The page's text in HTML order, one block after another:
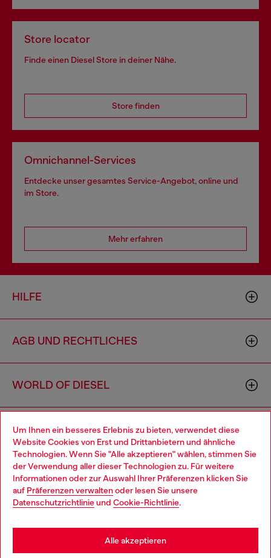
Um Ihnen ein besseres Erlebnis zu bieten, verwendet diese
Website Cookies von Erst und Drittanbietern und ähnliche
Technologien. Wenn Sie "Alle akzeptieren" wählen, stimmen Sie
der Verwendung aller dieser Technologien zu. Für weitere
Informationen oder zur Auswahl Ihrer Präferenzen klicken Sie
auf Präferenzen verwaltenoder lesen Sie unsere
Datenschutzrichtlinieund Cookie-Richtlinie.
Alle akzeptieren
Store locator
Finde einen Diesel Store in deiner Nähe.
Store finden
Omnichannel-Services
Entdecke unser gesamtes Service-Angebot, online und
im Store.
Mehr erfahren
HILFE
AGB UND RECHTLICHES
WORLD OF DIESEL
CORPORATE
Country: DE Language: DE
Choose your location
You are currently browsing Deutschland website, but it seems
you may be based in United States